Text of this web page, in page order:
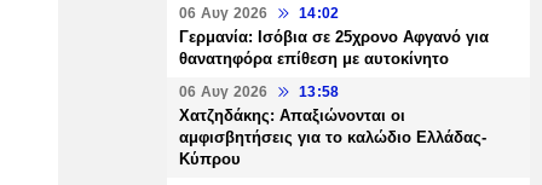
06 Αυγ 2026 14:02
Γερμανία: Ισόβια σε 25χρονο Αφγανό για
θανατηφόρα επίθεση με αυτοκίνητο
06 Αυγ 2026 13:58
Χατζηδάκης: Απαξιώνονται οι
αμφισβητήσεις για το καλώδιο Ελλάδας-
Κύπρου